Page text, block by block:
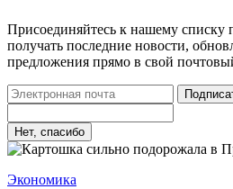
Присоединяйтесь к нашему списку
получать последние новости,
предложения прямо в свой
Нет, спасибо
Экономика